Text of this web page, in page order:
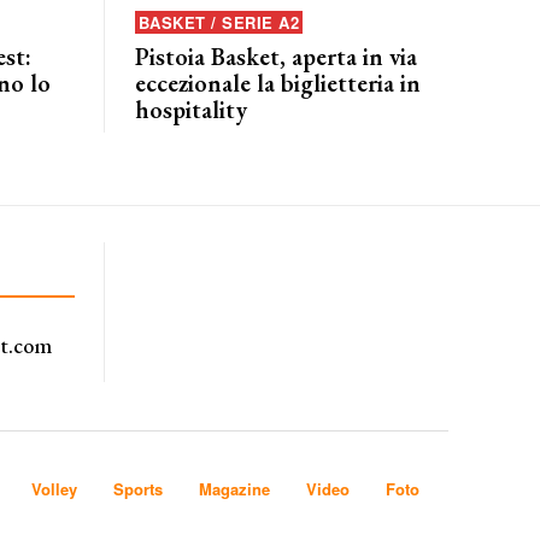
lo
BASKET / SERIE A2
Pistoia Basket, aperta in via
eccezionale la biglietteria in
hospitality
Volley Sports Magazine Video Foto